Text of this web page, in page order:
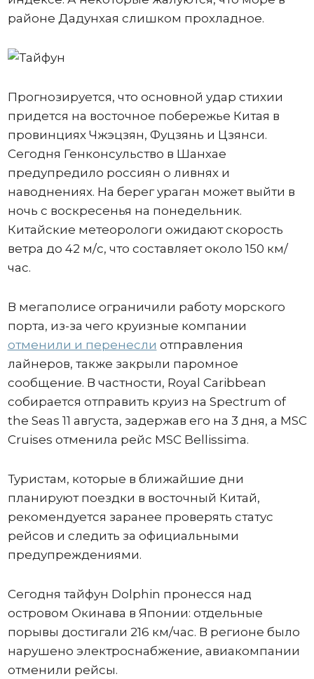
районе Дадунхая слишком прохладное.
Прогнозируется, что основной удар стихии
придется на восточное побережье Китая в
провинциях Чжэцзян, Фуцзянь и Цзянси.
Сегодня Генконсульство в Шанхае
предупредило россиян о ливнях и
наводнениях. На берег ураган может выйти в
ночь с воскресенья на понедельник.
Китайские метеорологи ожидают скорость
ветра до 42 м/с, что составляет около 150 км/
час.
В мегаполисе ограничили работу морского
порта, из-за чего круизные компании
отменили и перенесли отправления
лайнеров, также закрыли паромное
сообщение. В частности, Royal Caribbean
собирается отправить круиз на Spectrum of
the Seas 11 августа, задержав его на 3 дня, а MSC
Cruises отменила рейс MSC Bellissima.
Туристам, которые в ближайшие дни
планируют поездки в восточный Китай,
рекомендуется заранее проверять статус
рейсов и следить за официальными
предупреждениями.
Сегодня тайфун Dolphin пронесся над
островом Окинава в Японии: отдельные
порывы достигали 216 км/час. В регионе было
нарушено электроснабжение, авиакомпании
отменили рейсы.